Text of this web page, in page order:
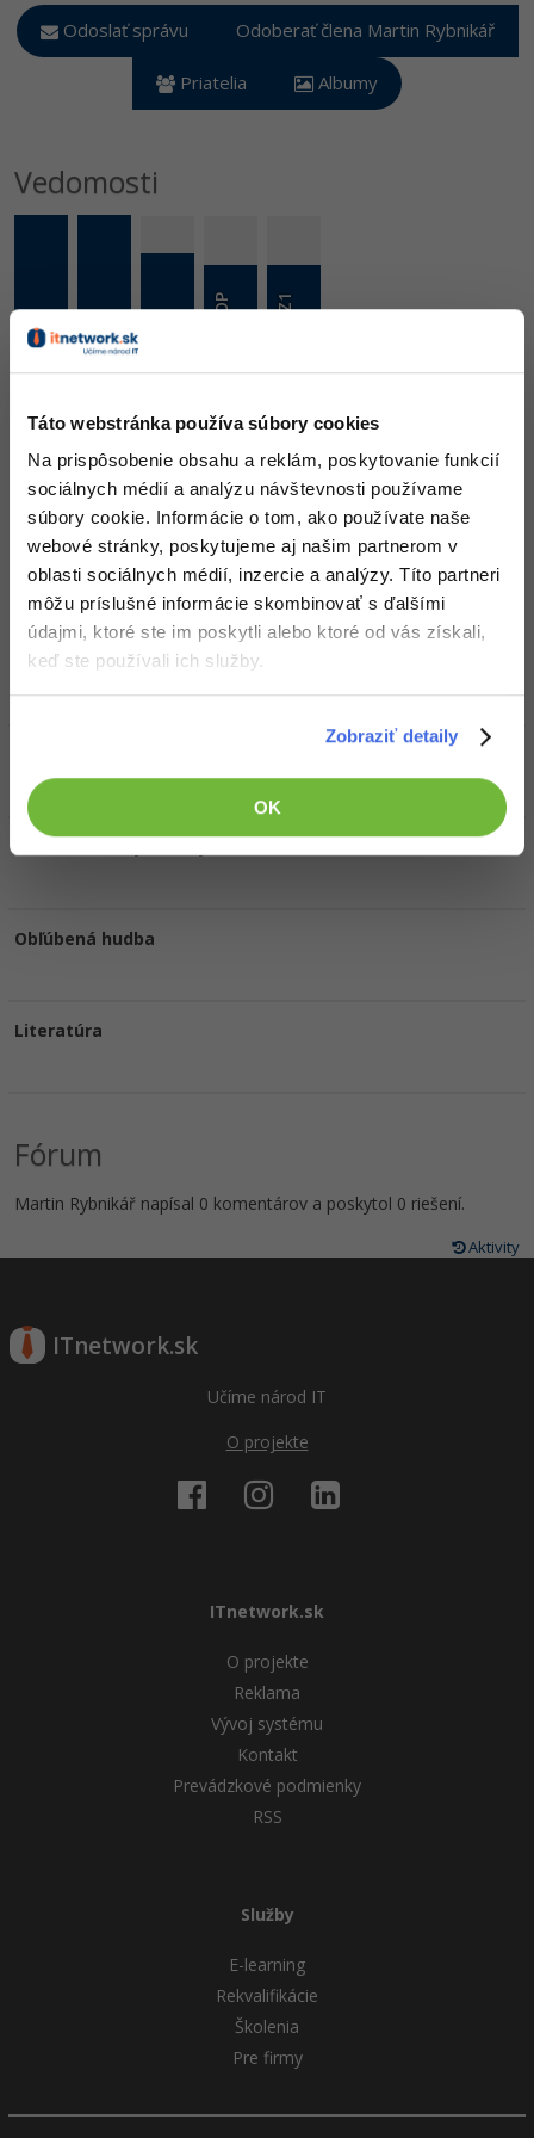
Táto webstránka používa súbory cookies
Na prispôsobenie obsahu a reklám, poskytovanie funkcií
sociálnych médií a analýzu návštevnosti používame
súbory cookie. Informácie o tom, ako používate naše
webové stránky, poskytujeme aj našim partnerom v
oblasti sociálnych médií, inzercie a analýzy. Títo partneri
môžu príslušné informácie skombinovať s ďalšími
údajmi, ktoré ste im poskytli alebo ktoré od vás získali,
keď ste používali ich služby.
Zobraziť detaily
OK
Algoritmy
Umelá inteligencia -10%
Pre deti
Linux a UNIX
Siete
Kybernetická bezpečnost
Elektronický podpis
Video
Odoslať správu Odoberať člena Martin Rybnikář
Priatelia Albumy
Vedomosti
C# Z1 Java Z1 C++ - OOP Python Z1
Skill Pentium 1206 Skúseností / 1624
Ocenenie
Martin Rybnikář zatiaľ nezískal žiadne ocenenie.
Doplňujúce informácie
Obľúbené IDE, Editor
Obľúbená hudba
Literatúra
Fórum
Martin Rybnikář napísal 0 komentárov a poskytol 0 riešení.
Aktivity
ITnetwork.sk
Učíme národ IT
O projekte
ITnetwork.sk
O projekte
Reklama
Vývoj systému
Kontakt
Prevádzkové podmienky
RSS
Služby
E-learning
Rekvalifikácie
Školenia
Pre firmy